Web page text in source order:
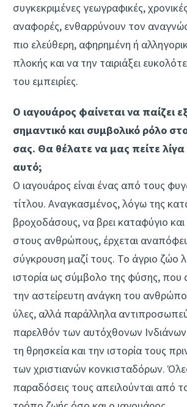
συγκεκριμένες γεωγραφικές,
αναφορές, ενθαρρύνουν τον
πιο ελεύθερη, αφηρημένη ή
πλοκής και να την ταιριάξει
του εμπειρίες.
Ο ιαγουάρος φαίνεται να παίζει
σημαντικό και συμβολικό ρόλο
σας. Θα θέλατε να μας πείτε
αυτό;
Ο ιαγουάρος είναι ένας από τους
τίτλου. Αναγκασμένος, λόγω της
βροχοδάσους, να βρει καταφύγιο
στους ανθρώπους, έρχεται
σύγκρουση μαζί τους. Το άγριο ζώο
ιστορία ως σύμβολο της φύσης, που
την αστείρευτη ανάγκη του
ύλες, αλλά παράλληλα
παρελθόν των αυτόχθονων
τη θρησκεία και την ιστορία τους
των χριστιανών κονκισταδόρων.
παραδόσεις τους απειλούνται από